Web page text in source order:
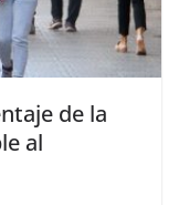
de la
al